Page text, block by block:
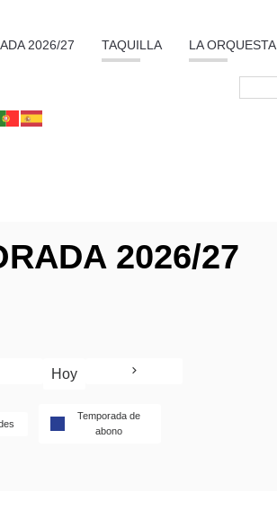
2026/27 TAQUILLA LA ORQUESTA
2026/27
Hoy
Temporada de
abono